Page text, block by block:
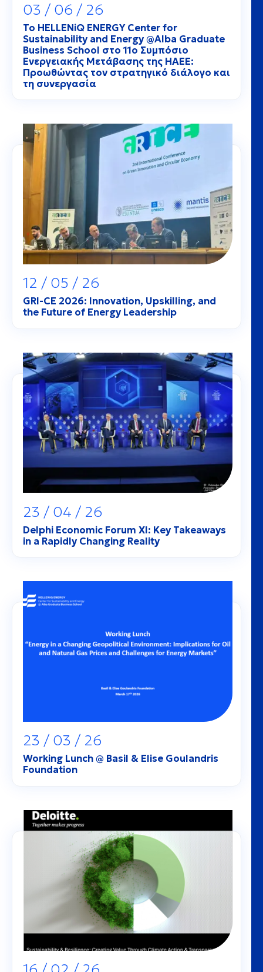
03 / 06 / 26
Το HELLENiQ ENERGY Center for
Sustainability and Energy @Alba Graduate
Business School στο 11ο Συμπόσιο
Ενεργειακής Μετάβασης της HAEE:
Προωθώντας τον στρατηγικό διάλογο και
τη συνεργασία
12 / 05 / 26
GRI-CE 2026: Innovation, Upskilling, and
the Future of Energy Leadership
23 / 04 / 26
Delphi Economic Forum XI: Key Takeaways
in a Rapidly Changing Reality
23 / 03 / 26
Working Lunch @ Basil & Elise Goulandris
Foundation